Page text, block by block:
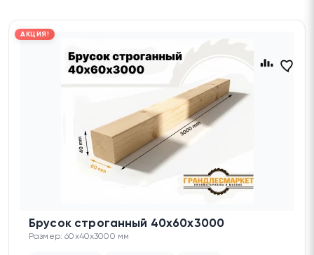
АКЦИЯ!
Брусок строганный 40х60х3000
Размер: 60x40x3000 мм